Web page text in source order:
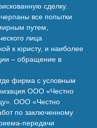
сделку.
все попытки
путем,
лица
к юристу, и наиболее
– обращение в
фирма с условным
ООО «Честно
ООО «Честно
по заключенному
передачи